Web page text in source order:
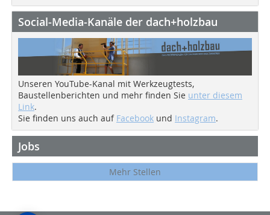
Social-Media-Kanäle der dach+holzbau
Unseren YouTube-Kanal mit Werkzeugtests,
Baustellenberichten und mehr finden Sie unter diesem
Link.
Sie finden uns auch auf Facebook und Instagram.
Jobs
Mehr Stellen